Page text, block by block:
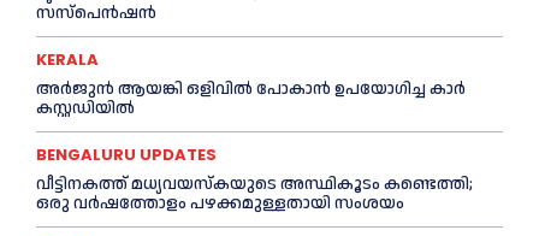
സസ്പെൻഷൻ
KERALA
അര്‍ജുന്‍ ആയങ്കി ഒളിവില്‍ പോകാന്‍ ഉപയോഗിച്ച കാര്‍
കസ്റ്റഡിയില്‍
BENGALURU UPDATES
വീട്ടിനകത്ത് മധ്യവയസ്കയുടെ അസ്ഥികൂടം കണ്ടെത്തി;
ഒരു വര്‍ഷത്തോളം പഴക്കമുള്ളതായി സംശയം